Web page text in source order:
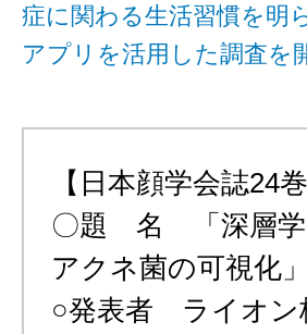
症に関わる生活習慣を明
アプリを活用した調査を
【日本顔学会誌24巻
〇題 名 「深層学
アクネ菌の可視化」
○発表者 ライオン